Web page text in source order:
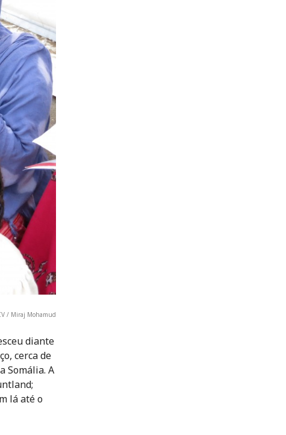
/ Miraj Mohamud
diante
cerca de
Somália. A
lá até o